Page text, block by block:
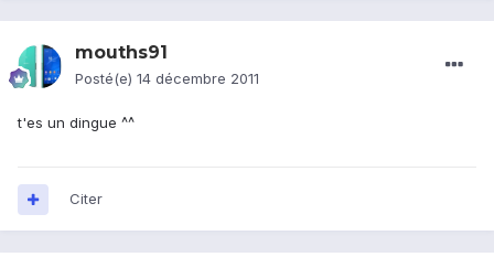
mouths91
Posté(e) 14 décembre 2011
t'es un dingue ^^
Citer